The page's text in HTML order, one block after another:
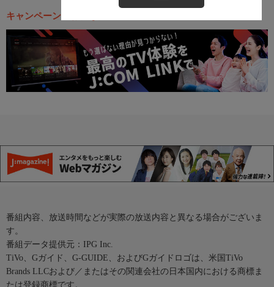
キャンペーン・お得な情報
番組内容、放送時間などが実際の放送内容と異なる場合がございま
す。
番組データ提供元：IPG Inc.
TiVo、Gガイド、G-GUIDE、およびGガイドロゴは、米国TiVo
Brands LLCおよび／またはその関連会社の日本国内における商標ま
たは登録商標です。